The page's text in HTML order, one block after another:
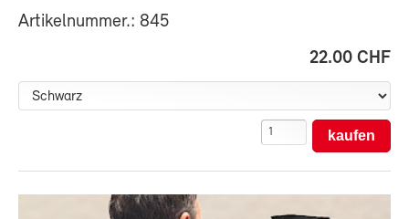
Artikelnummer.: 845
22.00 CHF